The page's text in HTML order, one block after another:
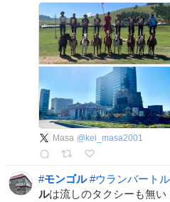
Masa @ kei_masa2001
#モンゴル #ウランバートル
ルは流しのタクシーも無